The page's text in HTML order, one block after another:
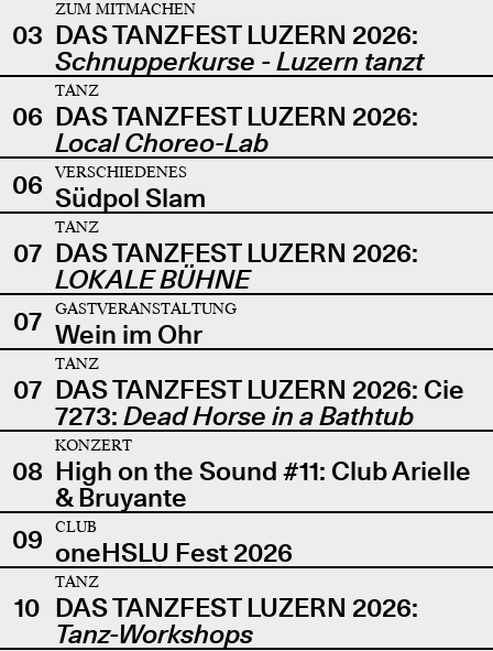
03
ZUM MITMACHEN
DAS TANZFEST LUZERN 2026:
Schnupperkurse - Luzern tanzt
06
TANZ
DAS TANZFEST LUZERN 2026:
Local Choreo-Lab
06
VERSCHIEDENES
Südpol Slam
07
TANZ
DAS TANZFEST LUZERN 2026:
LOKALE BÜHNE
07
GASTVERANSTALTUNG
Wein im Ohr
07
TANZ
DAS TANZFEST LUZERN 2026: Cie
7273: Dead Horse in a Bathtub
08
KONZERT
High on the Sound #11: Club Arielle
& Bruyante
09
CLUB
oneHSLU Fest 2026
10
TANZ
DAS TANZFEST LUZERN 2026:
Tanz-Workshops